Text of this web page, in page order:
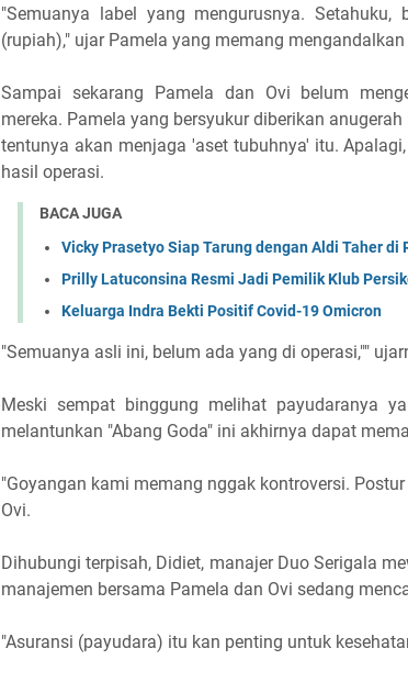
"Semuanya label yang mengurusnya.
(rupiah)," ujar Pamela yang memang
Sampai sekarang Pamela dan Ovi belum
mereka. Pamela yang bersyukur diberikan
tentunya akan menjaga 'aset tubuhnya' itu.
hasil operasi.
BACA JUGA
Vicky Prasetyo Siap Tarung dengan Aldi Taher di
Prilly Latuconsina Resmi Jadi Pemilik Klub
Keluarga Indra Bekti Positif Covid-19 Omicron
"Semuanya asli ini, belum ada yang di operasi,""
Meski sempat binggung melihat payudaranya
melantunkan "Abang Goda" ini akhirnya dapat
"Goyangan kami memang nggak kontroversi.
Ovi.
Dihubungi terpisah, Didiet, manajer Duo Serigala
manajemen bersama Pamela dan Ovi sedang
"Asuransi (payudara) itu kan penting untuk